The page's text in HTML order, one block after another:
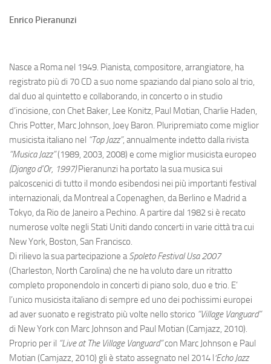
Enrico Pieranunzi
Nasce a Roma nel 1949. Pianista, compositore, arrangiatore, ha
registrato più di 70 CD a suo nome spaziando dal piano solo al trio,
dal duo al quintetto e collaborando, in concerto o in studio
d’incisione, con Chet Baker, Lee Konitz, Paul Motian, Charlie Haden,
Chris Potter, Marc Johnson, Joey Baron. Pluripremiato come miglior
musicista italiano nel “Top Jazz”, annualmente indetto dalla rivista
“Musica Jazz”(1989, 2003, 2008) e come miglior musicista europeo
(Django d’Or, 1997)Pieranunzi ha portato la sua musica sui
palcoscenici di tutto il mondo esibendosi nei più importanti festival
internazionali, da Montreal a Copenaghen, da Berlino e Madrid a
Tokyo, da Rio de Janeiro a Pechino. A partire dal 1982 si è recato
numerose volte negli Stati Uniti dando concerti in varie città tra cui
New York, Boston, San Francisco.
Di rilievo la sua partecipazione aSpoleto Festival Usa 2007
(Charleston, North Carolina) che ne ha voluto dare un ritratto
completo proponendolo in concerti di piano solo, duo e trio. E’
l’unico musicista italiano di sempre ed uno dei pochissimi europei
ad aver suonato e registrato più volte nello storico “Village Vanguard”
di New York con Marc Johnson and Paul Motian (Camjazz, 2010).
Proprio per il “Live at The Village Vanguard”con Marc Johnson e Paul
Motian (Camjazz, 2010) gli è stato assegnato nel 2014 l‘Echo Jazz